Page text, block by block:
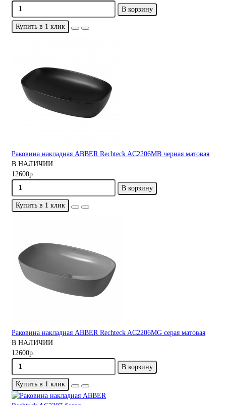
В корзину
Купить в 1 клик
Раковина накладная ABBER Rechteck AC2206MB черная матовая
В НАЛИЧИИ
12600р.
В корзину
Купить в 1 клик
Раковина накладная ABBER Rechteck AC2206MG серая матовая
В НАЛИЧИИ
12600р.
В корзину
Купить в 1 клик